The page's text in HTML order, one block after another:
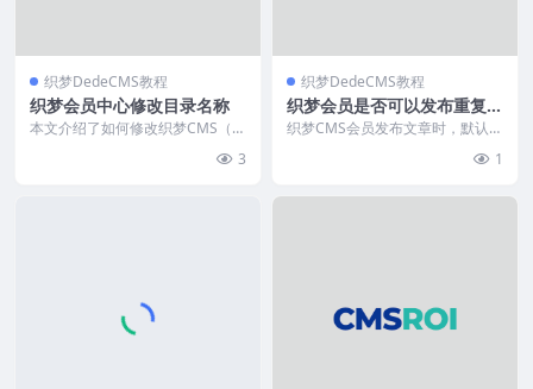
织梦DedeCMS教程
织梦会员中心修改目录名称
本文介绍了如何修改织梦CMS（D
3
织梦DedeCMS教程
织梦会员是否可以发布重复文
章
织梦CMS会员发布文章时，默认检
1